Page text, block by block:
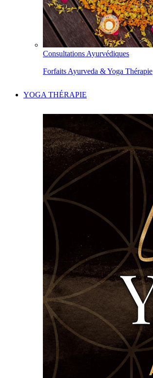
Consultations Ayurvédiques
Forfaits Ayurveda & Yoga Thérapie
YOGA THÉRAPIE